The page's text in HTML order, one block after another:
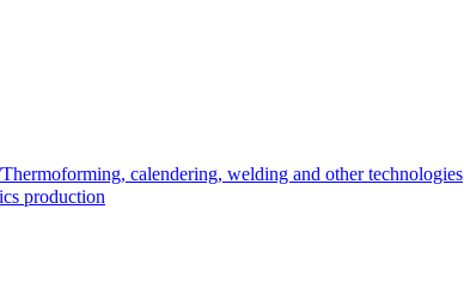
calendering, welding and other technologies
production